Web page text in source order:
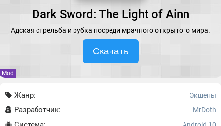
Dark Sword: The Light of Ainn
Адская стрельба и рубка посреди мрачного открытого мира.
Скачать
Mod
Жанр: Экшены
Разработчик: MrDoth